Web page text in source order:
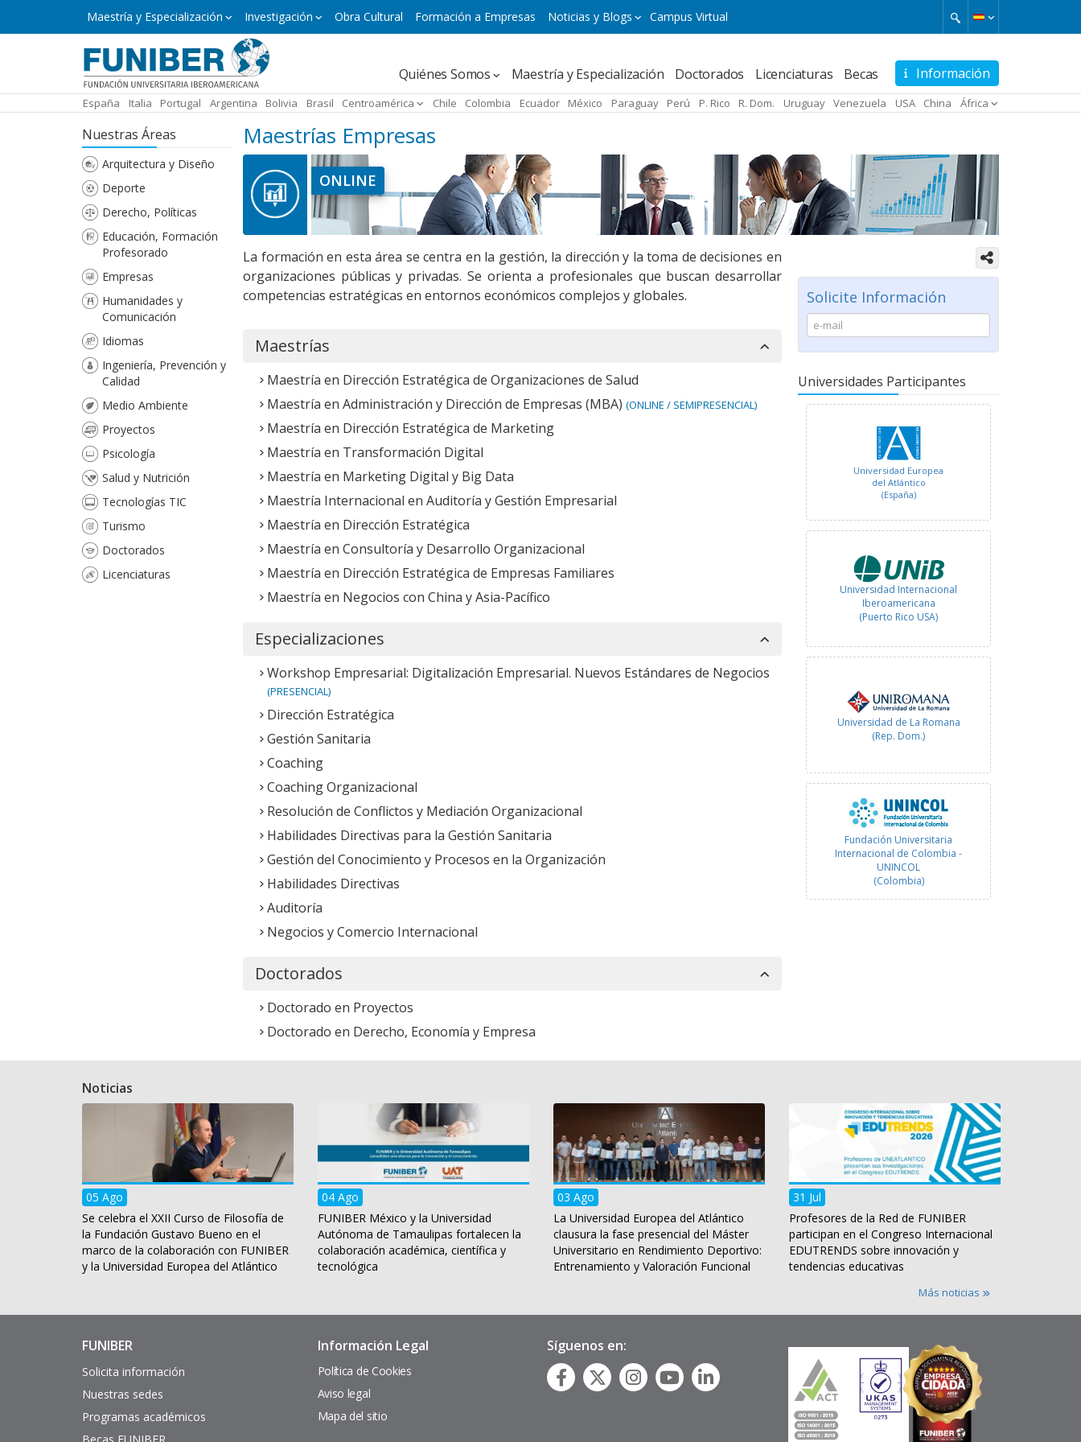
y
Maestría y Especialización Investigación Obra Cultural Formación a Empresas Noticias y Blogs Campus Virtual
Información
Navegación
principal
Quiénes Somos Maestría y Especialización Doctorados Licenciaturas Becas
España Italia Portugal Argentina Bolivia Brasil Centroamérica Chile Colombia Ecuador México Paraguay Perú P. Rico R. Dom. Uruguay Venezuela USA China África
Nuestras Áreas
Arquitectura y Diseño
Deporte
Derecho, Políticas
Educación, Formación
Profesorado
Empresas
Humanidades y
Comunicación
Idiomas
Ingeniería, Prevención y
Calidad
Medio Ambiente
Proyectos
Psicología
Salud y Nutrición
Tecnologías TIC
Turismo
Doctorados
Licenciaturas
Maestrías Empresas
ONLINE
Solicite Información
Universidades Participantes
Fundación Universitaria
Internacional de Colombia -
UNINCOL
Universidade Internacional do
(Angola)
Universidad Internacional
Iberoamericana
Universidad Europea
del Atlántico
(España)
Universidad Internacional
Iberoamericana
(Puerto Rico USA)
Universidad de La Romana
(Rep. Dom.)
Fundación Universitaria
Internacional de Colombia -
UNINCOL
(Colombia)
Iberoamericana
(México)
Universidad Europea
del Atlántico
(España)
Universidad Internacional
Iberoamericana
(Puerto Rico USA)
La formación en esta área se centra en la gestión, la dirección y la toma de decisiones en
organizaciones públicas y privadas. Se orienta a profesionales que buscan desarrollar
competencias estratégicas en entornos económicos complejos y globales.
Maestrías
Maestría en Dirección Estratégica de Organizaciones de Salud
Maestría en Administración y Dirección de Empresas (MBA) (ONLINE / SEMIPRESENCIAL)
Maestría en Dirección Estratégica de Marketing
Maestría en Transformación Digital
Maestría en Marketing Digital y Big Data
Maestría Internacional en Auditoría y Gestión Empresarial
Maestría en Dirección Estratégica
Maestría en Consultoría y Desarrollo Organizacional
Maestría en Dirección Estratégica de Empresas Familiares
Maestría en Negocios con China y Asia-Pacífico
Especializaciones
Workshop Empresarial: Digitalización Empresarial. Nuevos Estándares de Negocios
(PRESENCIAL)
Dirección Estratégica
Gestión Sanitaria
Coaching
Coaching Organizacional
Resolución de Conflictos y Mediación Organizacional
Habilidades Directivas para la Gestión Sanitaria
Gestión del Conocimiento y Procesos en la Organización
Habilidades Directivas
Auditoría
Negocios y Comercio Internacional
Doctorados
Doctorado en Proyectos
Doctorado en Derecho, Economía y Empresa
Noticias
05 Ago
Se celebra el XXII Curso de Filosofía de
la Fundación Gustavo Bueno en el
marco de la colaboración con FUNIBER
y la Universidad Europea del Atlántico
04 Ago
FUNIBER México y la Universidad
Autónoma de Tamaulipas fortalecen la
colaboración académica, científica y
tecnológica
03 Ago
La Universidad Europea del Atlántico
clausura la fase presencial del Máster
Universitario en Rendimiento Deportivo:
Entrenamiento y Valoración Funcional
31 Jul
Profesores de la Red de FUNIBER
participan en el Congreso Internacional
EDUTRENDS sobre innovación y
tendencias educativas
Más noticias
Enlaces
interés
FUNIBER
Solicita información
Nuestras sedes
Programas académicos
Pie
página
Información Legal
Política de Cookies
Aviso legal
Mapa del sitio
Síguenos en: